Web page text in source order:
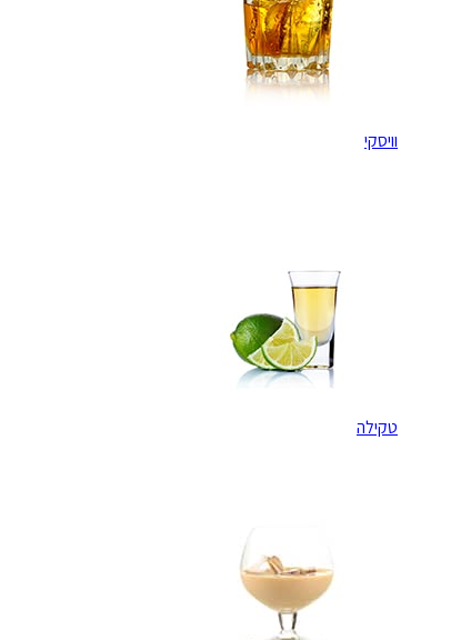
וויסקי
טקילה